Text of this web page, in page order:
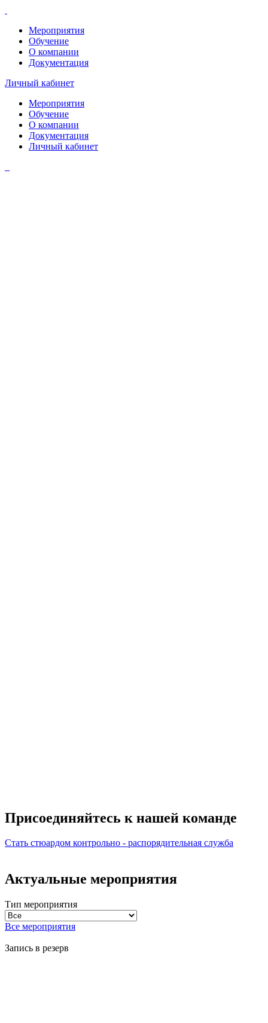
Мероприятия
Обучение
О компании
Документация
Личный кабинет
Мероприятия
Обучение
О компании
Документация
Личный кабинет
Присоединяйтесь к нашей команде
Стать стюардом контрольно - распорядительная служба
Актуальные мероприятия
Тип мероприятия
Все мероприятия
Запись в резерв